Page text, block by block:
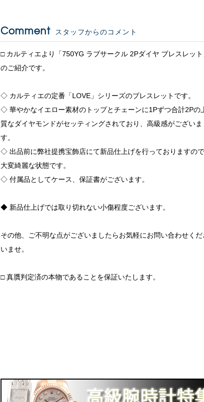
Comment スタッフからのコメント
□ カルティエより「750YG ラブサークル 2Pダイヤ ブレスレット
のご紹介です。
◇ カルティエの定番「LOVE」シリーズのブレスレットです。
◇ 華やかなイエロー素材のトップとチェーンに1Pずつ合計2Pの
質なダイヤモンドがセッティングされており、高級感がございま
す。
◇ 出品前に弊社提携宝飾店にて新品仕上げを行っておりますので
大変綺麗な状態です。
◇ 付属品としてケース、保証書がございます。
◆ 新品仕上げでは取り切れない小傷程度ございます。
その他、ご不明な点がございましたらお気軽にお問い合わせくだ
いませ。
□ 真贋判定済の本物であることを保証いたします。